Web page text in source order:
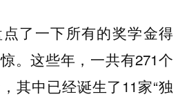
了一下所有的奖学金得
。这些年，一共有271个
其中已经诞生了11家“独